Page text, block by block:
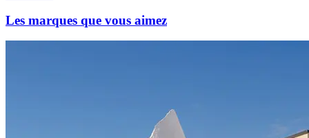
Les marques que vous aimez